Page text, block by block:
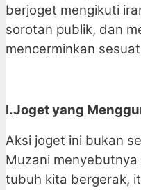
berjoget mengikuti
sorotan publik, dan
mencerminkan
I.Joget yang
Aksi joget ini bukan
Muzani
tubuh kita bergerak,